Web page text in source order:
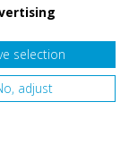
met een
selection
adjust